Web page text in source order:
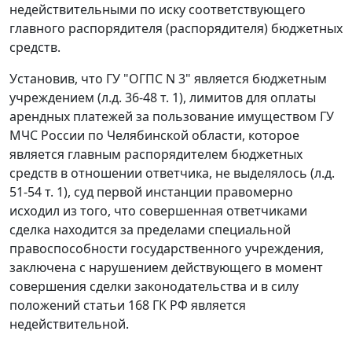
недействительными по иску соответствующего
главного распорядителя (распорядителя) бюджетных
средств.
Установив, что ГУ "ОГПС N 3" является бюджетным
учреждением (л.д. 36-48 т. 1), лимитов для оплаты
арендных платежей за пользование имуществом ГУ
МЧС России по Челябинской области, которое
является главным распорядителем бюджетных
средств в отношении ответчика, не выделялось (л.д.
51-54 т. 1), суд первой инстанции правомерно
исходил из того, что совершенная ответчиками
сделка находится за пределами специальной
правоспособности государственного учреждения,
заключена с нарушением действующего в момент
совершения сделки законодательства и в силу
положений статьи 168 ГК РФ является
недействительной.